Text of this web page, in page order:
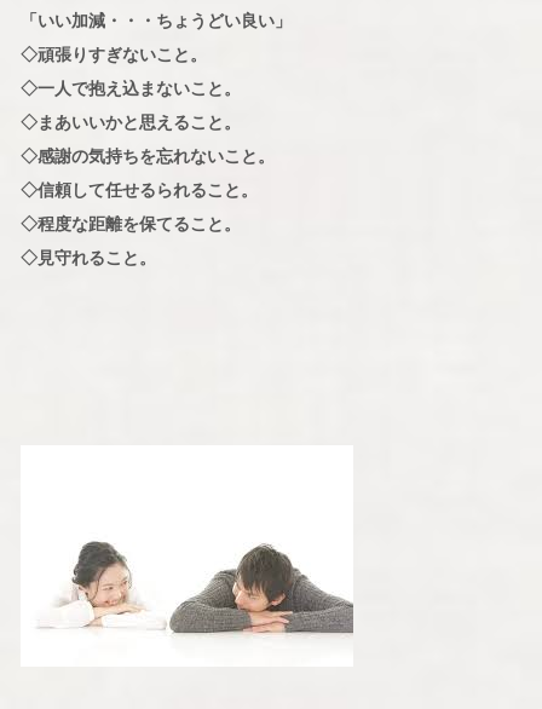
「いい加減・・・ちょうどい良い」
◇頑張りすぎないこと。
◇一人で抱え込まないこと。
◇まあいいかと思えること。
◇感謝の気持ちを忘れないこと。
◇信頼して任せるられること。
◇程度な距離を保てること。
◇見守れること。